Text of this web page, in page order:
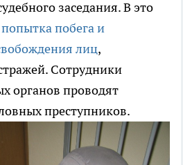
заседания. В это
побега и
лиц,
Сотрудники
органов проводят
преступников.